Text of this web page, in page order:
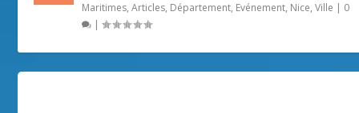
Maritimes,Articles, Département, Evénement, Nice,Ville | 0
|